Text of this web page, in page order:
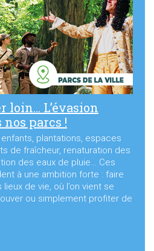
loin… L’évasion
parcs !
plantations, espaces
de fraîcheur, renaturation des
des eaux de pluie… Ces
à une ambition forte : faire
de vie, où l’on vient se
ou simplement profiter de